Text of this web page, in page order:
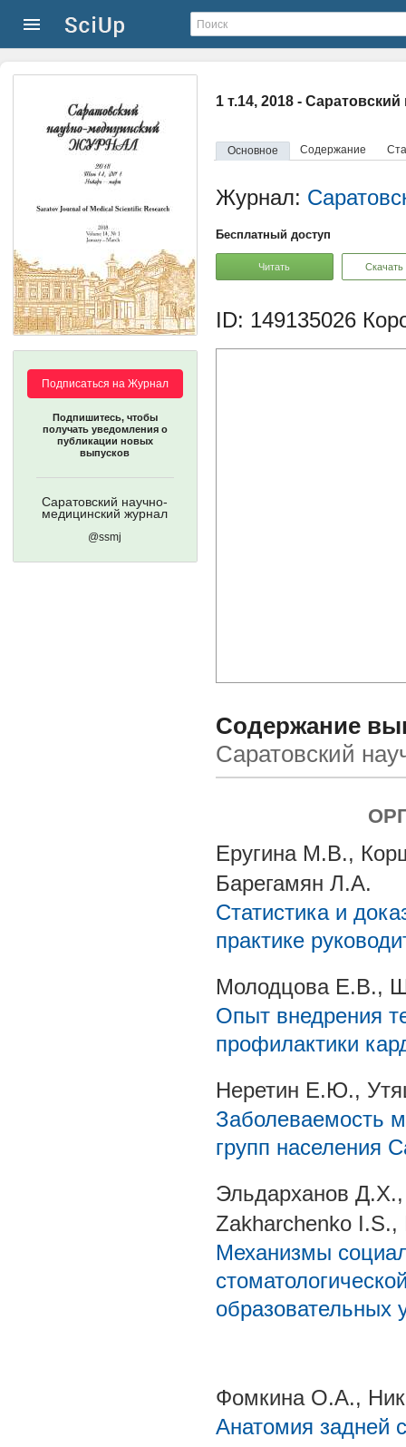
1 т.14, 2018 -
Основное Содержание
Подписаться на Журнал
Подпишитесь, чтобы
получать уведомления о
публикации новых
выпусков
Саратовский научно-
медицинский журнал
@ssmj
Журнал:
Бесплатный доступ
Читать Скачать
ID: 149135026
Содержание
Саратовский
Еругина М.В.,
Барегамян Л.А.
Статистика и
практике
Молодцова Е.В.,
Опыт внедрения
профилактики
Неретин Е.Ю.,
Заболеваемость
групп населения
Эльдарханов
Zakharchenko
Механизмы
образовательных
Фомкина О.А.,
Анатомия задней